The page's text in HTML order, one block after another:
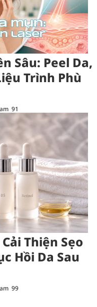
Sâu: Peel Da,
Trình Phù
91
Thiện Sẹo
Hồi Da Sau
99